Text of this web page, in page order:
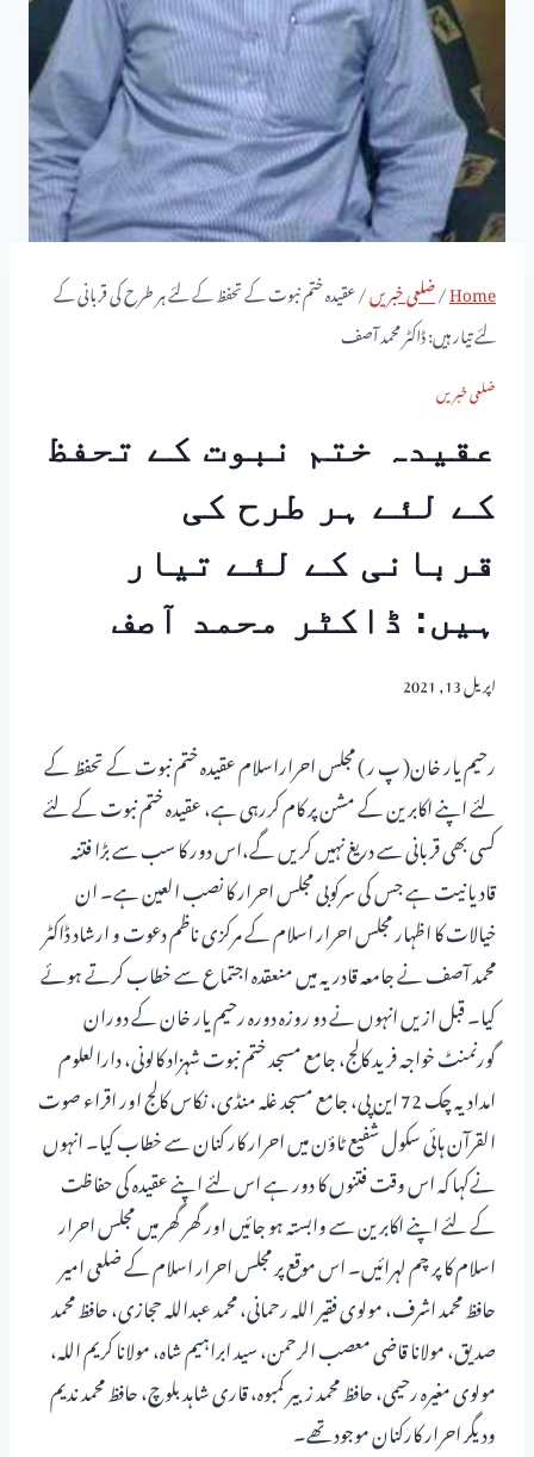
Home
/ضلعی خبریں/عقیدہ ختم نبوت کے تحفظ کے لئے ہر طرح کی قربانی کے
لئے تیار ہیں: ڈاکٹر محمد آصف
ضلعی خبریں
عقیدہ ختم نبوت کے تحفظ
کے لئے ہر طرح کی
قربانی کے لئے تیار
ہیں: ڈاکٹر محمد آصف
اپریل 13, 2021
رحیم یار خان( پ ر ) مجلس احراراسلام عقیدہ ختم نبوت کے تحفظ کے
لئے اپنے اکابرین کے مشن پر کام کررہی ہے، عقیدہ ختم نبوت کے لئے
کسی بھی قربانی سے دریغ نہیں کریں گے،اس دور کا سب سے بڑا فتنہ
قادیانیت ہے جس کی سرکوبی مجلس احرار کا نصب العین ہے۔ ان
خیالات کا اظہار مجلس احرار اسلام کے مرکزی ناظم دعوت و ارشاد ڈاکٹر
محمد آصف نے جامعہ قادریہ میں منعقدہ اجتماع سے خطاب کرتے ہوئے
کیا۔ قبل ازیں انہوں نے دو روزہ دورہ رحیم یار خان کے دوران
گورنمنٹ خواجہ فرید کالج، جامع مسجد ختم نبوت شہزاد کالونی، دارالعلوم
امدادیہ چک 72 این پی، جامع مسجد غلہ منڈی، نکاس کالج اور اقراء صوت
القرآن ہائی سکول شفیع ٹاؤن میں احرار کار کنان سے خطاب کیا۔ انہوں
نےکہا کہ اس وقت فتنوں کا دور ہے اس لئے اپنے عقیدہ کی حفاظت
کے لئے اپنے اکابرین سے وابستہ ہو جائیں اور گھر گھر میں مجلس احرار
اسلام کا پر چم لہرائیں۔ اس موقع پر مجلس احرار اسلام کے ضلعی امیر
حافظ محمد اشرف، مولوی فقیر اللہ رحمانی، محمد عبداللہ حجازی، حافظ محمد
صدیق، مولانا قاضی معصب الرحمن، سید ابراہیم شاہ، مولانا کریم اللہ،
مولوی مغیرہ رحیمی، حافظ محمد زبیر کمبوہ، قاری شاہد بلوچ، حافظ محمد ندیم
ودیگر احرار کارکنان موجود تھے۔